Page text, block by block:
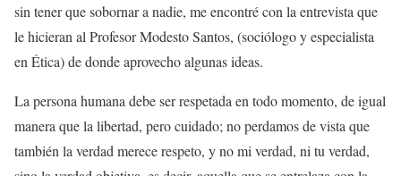
sin tener que sobornar a nadie, me encontré con la entrevista que
le hicieran al Profesor Modesto Santos, (sociólogo y especialista
en Ética) de donde aprovecho algunas ideas.
La persona humana debe ser respetada en todo momento, de igual
manera que la libertad, pero cuidado; no perdamos de vista que
también la verdad merece respeto, y no mi verdad, ni tu verdad,